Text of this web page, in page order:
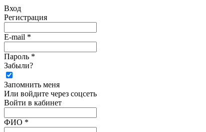
Вход
Регистрация
E-mail *
Пароль *
Забыли?
Запомнить меня
Или войдите через соцсеть
Войти в кабинет
ФИО *